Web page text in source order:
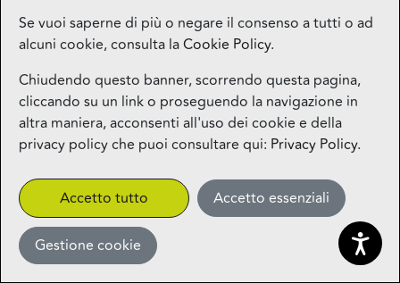
Mila Beauty Lounge
Piano terra
Milos – Greek Food – Coming
Soon
1° piano
CLICK&COLLECT
Miniso
Se vuoi saperne di più o negare il consenso a tutti o ad
alcuni cookie, consulta laCookie Policy.
Chiudendo questo banner, scorrendo questa pagina,
cliccando su un link o proseguendo la navigazione in
altra maniera, acconsenti all'uso dei cookie e della
privacy policy che puoi consultare qui: Privacy Policy.
Accetto tutto Accetto essenziali
Gestione cookie